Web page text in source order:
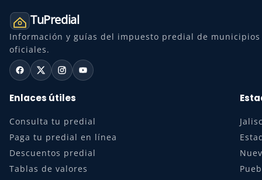
TuPredial
Información y guías del impuesto predial de
oficiales.
Enlaces útiles
Consulta tu predial
Paga tu predial en línea
Descuentos predial
Tablas de valores